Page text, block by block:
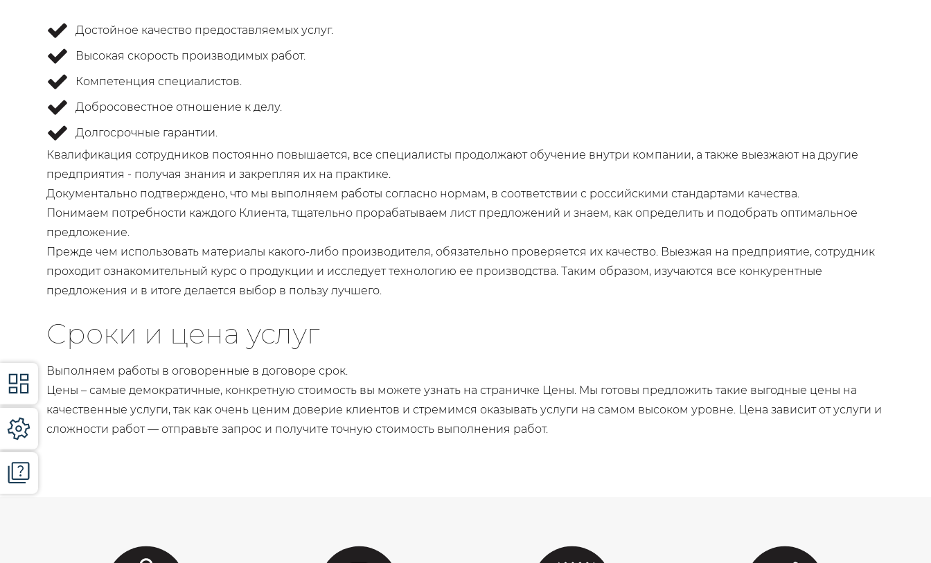
Достойное качество предоставляемых услуг.
Высокая скорость производимых работ.
Компетенция специалистов.
Добросовестное отношение к делу.
Долгосрочные гарантии.
Квалификация сотрудников постоянно повышается, все специалисты продолжают обучение внутри компании, а также выезжают на другие
предприятия - получая знания и закрепляя их на практике.
Документально подтверждено, что мы выполняем работы согласно нормам, в соответствии с российскими стандартами качества.
Понимаем потребности каждого Клиента, тщательно прорабатываем лист предложений и знаем, как определить и подобрать оптимальное
предложение.
Прежде чем использовать материалы какого-либо производителя, обязательно проверяется их качество. Выезжая на предприятие, сотрудник
проходит ознакомительный курс о продукции и исследует технологию ее производства. Таким образом, изучаются все конкурентные
предложения и в итоге делается выбор в пользу лучшего.
Сроки и цена услуг
Выполняем работы в оговоренные в договоре срок.
Цены – самые демократичные, конкретную стоимость вы можете узнать на страничке Цены. Мы готовы предложить такие выгодные цены на
качественные услуги, так как очень ценим доверие клиентов и стремимся оказывать услуги на самом высоком уровне. Цена зависит от услуги и
сложности работ — отправьте запрос и получите точную стоимость выполнения работ.